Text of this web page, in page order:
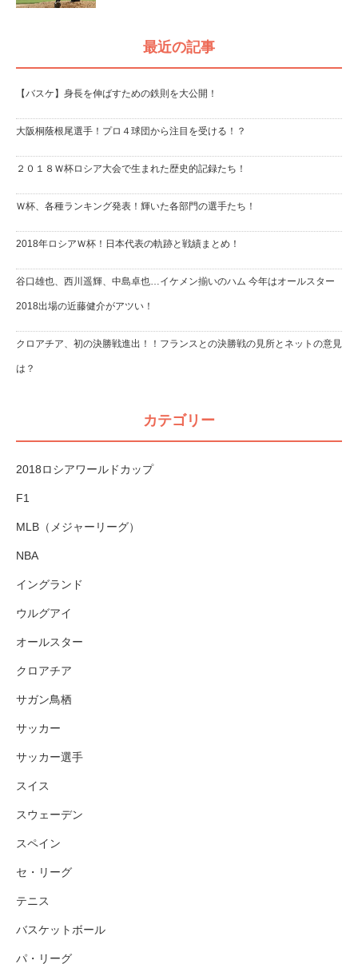
最近の記事
【バスケ】身長を伸ばすための鉄則を大公開！
大阪桐蔭根尾選手！プロ４球団から注目を受ける！？
２０１８Ｗ杯ロシア大会で生まれた歴史的記録たち！
Ｗ杯、各種ランキング発表！輝いた各部門の選手たち！
2018年ロシアＷ杯！日本代表の軌跡と戦績まとめ！
谷口雄也、西川遥輝、中島卓也…イケメン揃いのハム 今年はオールスター
2018出場の近藤健介がアツい！
クロアチア、初の決勝戦進出！！フランスとの決勝戦の見所とネットの意見
は？
カテゴリー
2018ロシアワールドカップ
F1
MLB（メジャーリーグ）
NBA
イングランド
ウルグアイ
オールスター
クロアチア
サガン鳥栖
サッカー
サッカー選手
スイス
スウェーデン
スペイン
セ・リーグ
テニス
バスケットボール
パ・リーグ